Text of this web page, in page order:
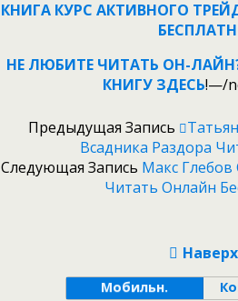
КНИГА КУРС АКТИВНОГО
НЕ ЛЮБИТЕ ЧИТАТЬ ОН-
КНИГУ ЗДЕСЬ!—/
Предыдущая Запись
Всадника Раздора
Следующая Запись Макс Глебов
Читать Онлайн
Наверх
Мобильн.